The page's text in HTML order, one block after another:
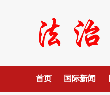
首页 国际新闻